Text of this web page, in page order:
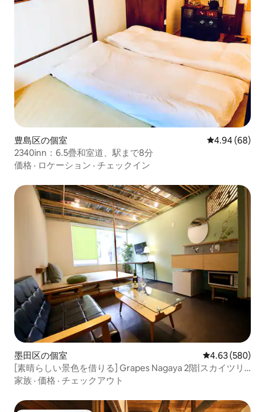
豊島区の個室 レビュー68件
4.94 (68)
2340inn：6.5疊和室道、駅まで8分
価格 · ロケーション · チェックイン
墨田区の個室 レビュー580
4.63 (580)
[素晴らしい景色を借りる] Grapes Nagaya 2階|スカイツリ
ー& Asakusa Kanami_無料Wi - Fi |駅から徒歩7分
家族 · 価格 · チェックアウト